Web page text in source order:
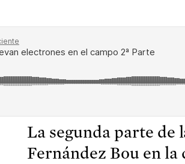
La segunda parte de
Fernández Bou en la